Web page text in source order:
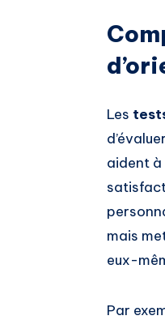
Les
aident
mais
eux-
Par